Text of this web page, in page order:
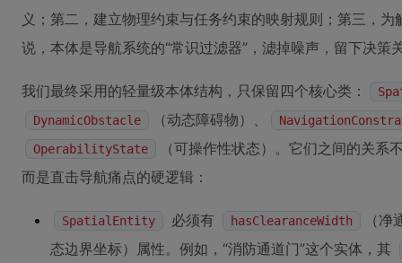
义；第二，建立物理约束与任务约束的映射规则；第三，
说，本体是导航系统的“常识过滤器”，滤掉噪声，留下决策
我们最终采用的轻量级本体结构，只保留四个核心类：
DynamicObstacle
（动态障碍物）、
OperabilityState
（可操作性状态）。它们之间的关
而是直击导航痛点的硬逻辑：
SpatialEntity 必须有 hasClearanceWidth
（
态边界坐标）属性。例如，“消防通道门”这个实体，其